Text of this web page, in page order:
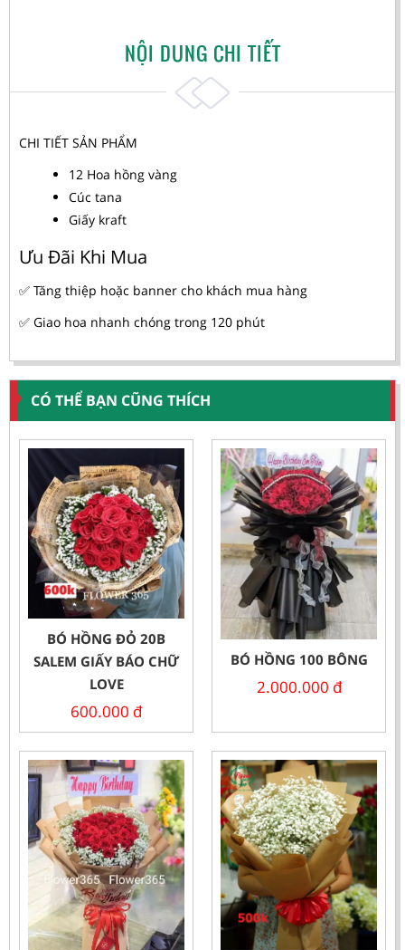
NỘI DUNG CHI TIẾT
CHI TIẾT SẢN PHẨM
12 Hoa hồng vàng
Cúc tana
Giấy kraft
Ưu Đãi Khi Mua
✅ Tăng thiệp hoặc banner cho khách mua hàng
✅ Giao hoa nhanh chóng trong 120 phút
CÓ THỂ BẠN CŨNG THÍCH
BÓ HỒNG ĐỎ 20B
SALEM GIẤY BÁO CHỮ
LOVE
600.000 đ
BÓ HỒNG 100 BÔNG
2.000.000 đ